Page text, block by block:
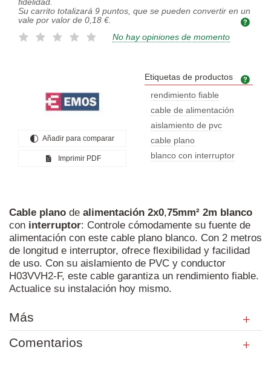
fidelidad.
Su carrito totalizará 9 puntos, que se pueden convertir en un
vale por valor de 0,18 €.
No hay opiniones de momento
Añadir para comparar
Imprimir PDF
Etiquetas de productos
rendimiento fiable
cable de alimentación
aislamiento de pvc
cable plano
blanco con interruptor
Cable plano de alimentación 2x0,75mm² 2m blanco
con interruptor: Controle cómodamente su fuente de
alimentación con este cable plano blanco. Con 2 metros
de longitud e interruptor, ofrece flexibilidad y facilidad
de uso. Con su aislamiento de PVC y conductor
H03VVH2-F, este cable garantiza un rendimiento fiable.
Actualice su instalación hoy mismo.
Más
Comentarios